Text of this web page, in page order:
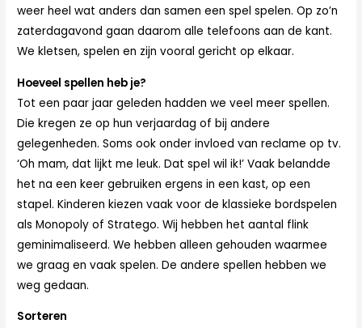
weer heel wat anders dan samen een spel spelen. Op zo’n
zaterdagavond gaan daarom alle telefoons aan de kant.
We kletsen, spelen en zijn vooral gericht op elkaar.
Hoeveel spellen heb je?
Tot een paar jaar geleden hadden we veel meer spellen.
Die kregen ze op hun verjaardag of bij andere
gelegenheden. Soms ook onder invloed van reclame op tv.
‘Oh mam, dat lijkt me leuk. Dat spel wil ik!’ Vaak belandde
het na een keer gebruiken ergens in een kast, op een
stapel. Kinderen kiezen vaak voor de klassieke bordspelen
als Monopoly of Stratego. Wij hebben het aantal flink
geminimaliseerd. We hebben alleen gehouden waarmee
we graag en vaak spelen. De andere spellen hebben we
weg gedaan.
Sorteren